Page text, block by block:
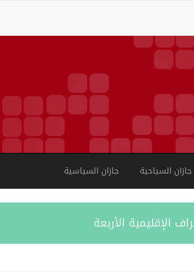
جازان السياحية جازان السياسية
الإقليمية الأربعة